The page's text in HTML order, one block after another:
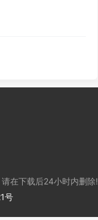
在下载后24小时内删除!
号